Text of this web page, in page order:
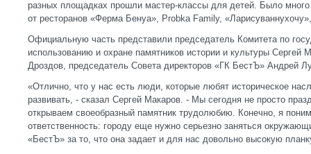
разных площадках прошли мастер-классы для детей. Было
от ресторанов «Ферма Бенуа», Probka Family,
Официальную часть представили председатель Комитета по
использованию и охране памятников истории и культуры
Дроздов, председатель Совета директоров «ГК БестЪ» Андрей
«Отлично, что у нас есть люди, которые любят историческое
развивать, - сказал Сергей Макаров. - Мы сегодня не просто
открываем своеобразный памятник трудолюбию. Конечно, я
ответственность: городу еще нужно серьезно заняться
«БестЪ» за то, что она задает и для нас довольно высокую